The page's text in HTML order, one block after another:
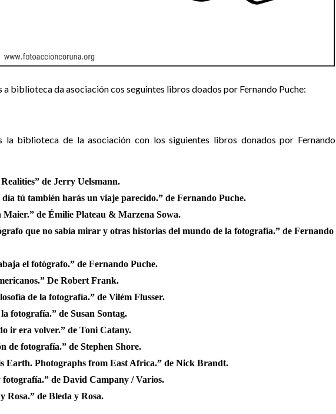
biblioteca da asociación cos seguintes libros doados por Fernando Puche:
la biblioteca de la asociación con los siguientes libros donados por Fernando
de Jerry Uelsmann.
tú también harás un viaje parecido.” de Fernando Puche.
Maier.” de Émilie Plateau & Marzena Sowa.
que no sabía mirar y otras historias del mundo de la fotografía.” de Fernando
el fotógrafo.” de Fernando Puche.
De Robert Frank.
de la fotografía.” de Vilém Flusser.
fotografía.” de Susan Sontag.
ir era volver.” de Toni Catany.
de fotografía.” de Stephen Shore.
Earth. Photographs from East Africa.” de Nick Brandt.
de David Campany / Varios.
Rosa.” de Bleda y Rosa.